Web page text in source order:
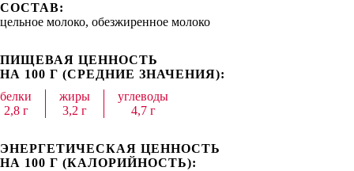
СОСТАВ:
цельное молоко, обезжиренное молоко
ПИЩЕВАЯ ЦЕННОСТЬ
НА 100 Г (СРЕДНИЕ ЗНАЧЕНИЯ):
белки
2,8 г
жиры
3,2 г
углеводы
4,7 г
ЭНЕРГЕТИЧЕСКАЯ ЦЕННОСТЬ
НА 100 Г (КАЛОРИЙНОСТЬ):